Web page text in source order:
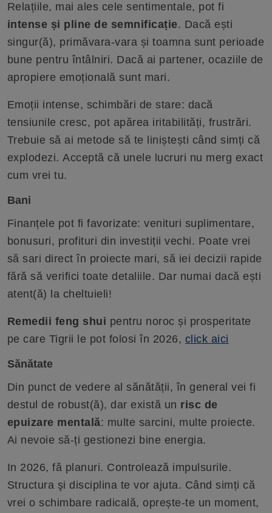
Relațiile, mai ales cele sentimentale, pot fi
intense și pline de semnificație. Dacă ești
singur(ă), primăvara-vara și toamna sunt perioade
bune pentru întâlniri. Dacă ai partener, ocaziile de
apropiere emoțională sunt mari.
Emoții intense, schimbări de stare: dacă
tensiunile cresc, pot apărea iritabilități, frustrări.
Trebuie să ai metode să te liniștești când simți că
explodezi. Acceptă că unele lucruri nu merg exact
cum vrei tu.
Bani
Finanțele pot fi favorizate: venituri suplimentare,
bonusuri, profituri din investiții vechi. Poate vrei
să sari direct în proiecte mari, să iei decizii rapide
fără să verifici toate detaliile. Dar numai dacă ești
atent(ă) la cheltuieli!
Remedii feng shui pentru noroc și prosperitate
pe care Tigrii le pot folosi în 2026, click aici
Sănătate
Din punct de vedere al sănătății, în general vei fi
destul de robust(ă), dar există un risc de
epuizare mentală: multe sarcini, multe proiecte.
Ai nevoie să-ți gestionezi bine energia.
In 2026, fă planuri. Controlează impulsurile.
Structura şi disciplina te vor ajuta. Când simți că
vrei o schimbare radicală, oprește-te un moment,